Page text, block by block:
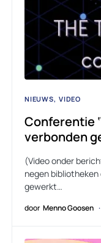
NIEUWS VIDEO
Conferentie
verbonden
(Video onder
negen
gewerkt…
door Menno Goosen